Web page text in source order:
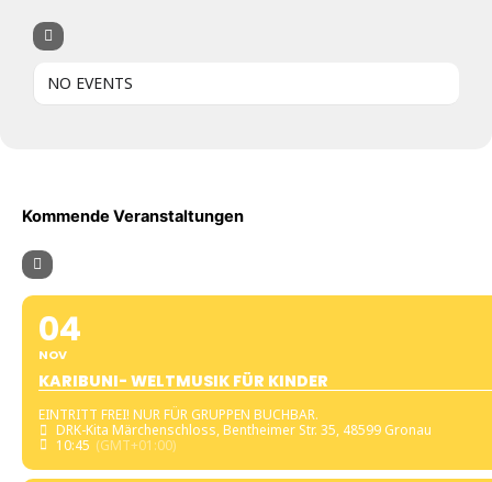
NO EVENTS
Kommende Veranstaltungen
04
NOV
KARIBUNI- WELTMUSIK FÜR KINDER
EINTRITT FREI! NUR FÜR GRUPPEN BUCHBAR.
DRK-Kita Märchenschloss, Bentheimer Str. 35, 48599 Gronau
10:45 (GMT+01:00)